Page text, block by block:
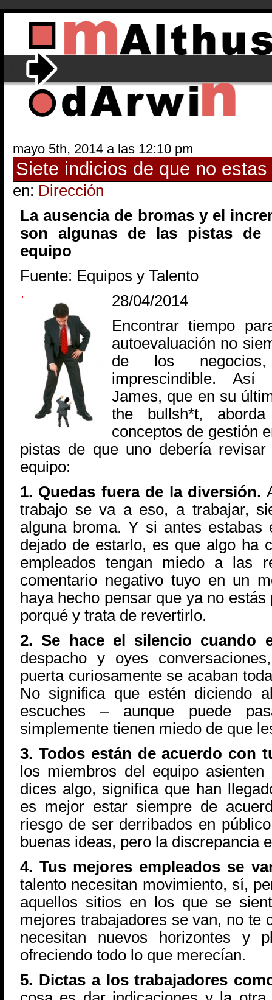
mayo 5th, 2014 a las 12:10 pm
Siete indicios de que no
en: Dirección
La ausencia de bromas y el
son algunas de las pistas de
equipo
Fuente: Equipos y Talento
28/04/2014
Encontrar tiempo
autoevaluación no
de los
imprescindible. Así
James, que en su
the bullsh*t,
conceptos de gestión
pistas de que uno debería
equipo:
1. Quedas fuera de la diversión.
trabajo se va a eso, a trabajar,
alguna broma. Y si antes
dejado de estarlo, es que algo ha
empleados tengan miedo a las
comentario negativo tuyo en un
haya hecho pensar que ya no
porqué y trata de revertirlo.
2. Se hace el silencio cuando
despacho y oyes
puerta curiosamente se acaban
No significa que estén diciendo
escuches – aunque puede
simplemente tienen miedo de que
3. Todos están de acuerdo con
los miembros del equipo
dices algo, significa que han
es mejor estar siempre de
riesgo de ser derribados en
buenas ideas, pero la discrepancia
4. Tus mejores empleados se
talento necesitan movimiento, sí,
aquellos sitios en los que se
mejores trabajadores se van, no te
necesitan nuevos horizontes y
ofreciendo todo lo que merecían.
5. Dictas a los trabajadores